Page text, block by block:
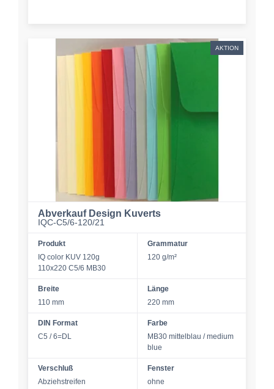
AKTION
Abverkauf Design Kuverts
IQC-C5/6-120/21
Produkt
IQ color KUV 120g
110x220 C5/6 MB30
Grammatur
120 g/m²
Breite
110 mm
Länge
220 mm
DIN Format
C5 / 6=DL
Farbe
MB30 mittelblau / medium
blue
Verschluß
Abziehstreifen
Fenster
ohne